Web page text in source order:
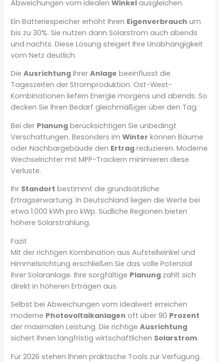
Abweichungen vom idealenWinkel ausgleichen.
Ein Batteriespeicher erhöht Ihren Eigenverbrauch um
bis zu 30%. Sie nutzen dann Solarstrom auch abends
und nachts. Diese Lösung steigert Ihre Unabhängigkeit
vom Netz deutlich.
DieAusrichtung IhrerAnlage beeinflusst die
Tageszeiten der Stromproduktion. Ost-West-
Kombinationen liefern Energie morgens und abends. So
decken Sie Ihren Bedarf gleichmäßiger über den Tag.
Bei der Planung berücksichtigen Sie unbedingt
Verschattungen. Besonders imWinter können Bäume
oder Nachbargebäude den Ertrag reduzieren. Moderne
Wechselrichter mit MPP-Trackern minimieren diese
Verluste.
Ihr Standort bestimmt die grundsätzliche
Ertragserwartung. In Deutschland liegen die Werte bei
etwa 1.000 kWh pro kWp. Südliche Regionen bieten
höhere Solarstrahlung.
Fazit
Mit der richtigen Kombination aus Aufstellwinkel und
Himmelsrichtung erschließen Sie das volle Potenzial
Ihrer Solaranlage. Ihre sorgfältige Planung zahlt sich
direkt in höheren Erträgen aus.
Selbst bei Abweichungen vom Idealwert erreichen
moderne Photovoltaikanlagen oft über 90 Prozent
der maximalen Leistung. Die richtigeAusrichtung
sichert Ihnen langfristig wirtschaftlichen Solarstrom.
Für 2026 stehen Ihnen praktische Tools zur Verfügung.